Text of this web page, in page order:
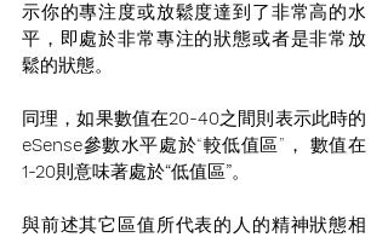
示你的專注度或放鬆度達到了非常高的水
平，即處於非常專注的狀態或者是非常放
鬆的狀態。
同理，如果數值在20-40之間則表示此時的
eSense參數水平處於“較低值區”， 數值在
1-20則意味著處於“低值區”。
與前述其它區值所代表的人的精神狀態相